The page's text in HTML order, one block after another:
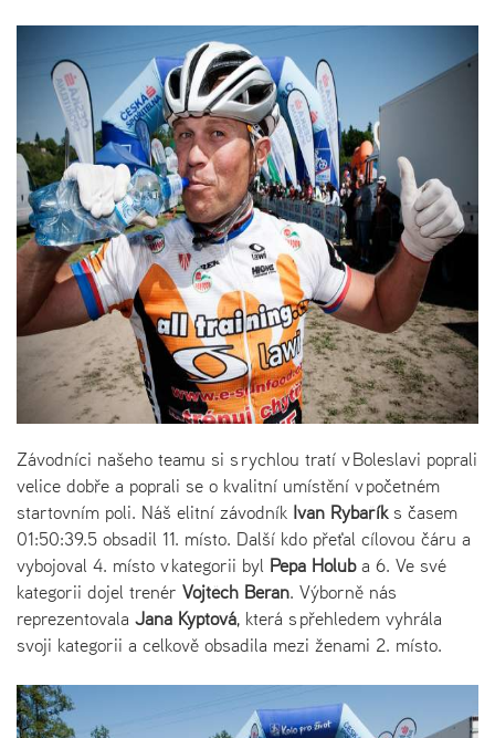
Závodníci našeho teamu si s rychlou tratí v Boleslavi poprali
velice dobře a poprali se o kvalitní umístění v početném
startovním poli. Náš elitní závodník Ivan Rybaříks časem
01:50:39.5 obsadil 11. místo. Další kdo přeťal cílovou čáru a
vybojoval 4. místo v kategorii byl Pepa Holuba 6. Ve své
kategorii dojel trenér Vojtěch Beran. Výborně nás
reprezentovala Jana Kyptová, která s přehledem vyhrála
svoji kategorii a celkově obsadila mezi ženami 2. místo.